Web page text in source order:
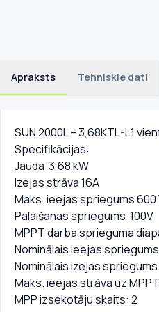
Apraksts Tehniskie dati
SUN 2000L – 3,68KTL-L1
Specifikācijas:
Jauda 3,68 kW
Izejas strāva 16A
Maks. ieejas spriegums 600
Palaišanas spriegums 100V
MPPT darba sprieguma
Nominālais ieejas
Nominālais izejas
Maks. ieejas strāva uz
MPP izsekotāju skaits: 2